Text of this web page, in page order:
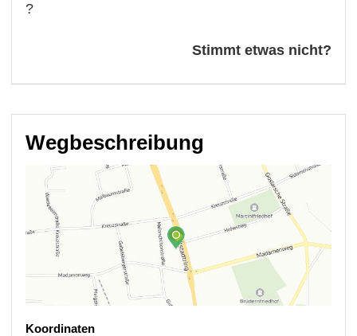
?
Stimmt etwas nicht?
Wegbeschreibung
Koordinaten